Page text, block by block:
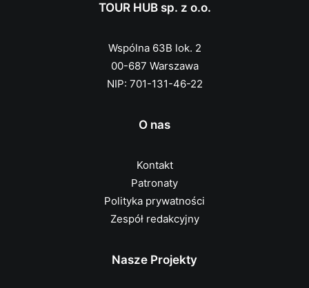
TOUR HUB sp. z o.o.
Wspólna 63B lok. 2
00-687 Warszawa
NIP: 701-131-46-22
O nas
Kontakt
Patronaty
Polityka prywatności
Zespół redakcyjny
Nasze Projekty